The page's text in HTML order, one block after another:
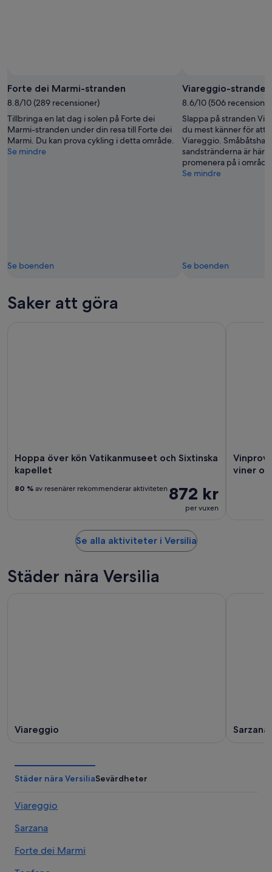
Forte dei Marmi-stranden
8.8/10 (289 recensioner)
Tillbringa en lat dag i solen på Forte dei
Marmi-stranden under din resa till Forte dei
Marmi. Du kan prova cykling i detta område.
Se mindre
Se boenden
Viareggio-stranden
8.6/10 (506
Slappa på stranden
du mest känner för att
Viareggio.
sandstränderna är
promenera på i
Se mindre
Se boenden
Saker att göra
Hoppa över kön Vatikanmuseet och Sixtinska
kapellet
872 kr
per vuxen
80 % av resenärer rekommenderar aktiviteten
viner
Se alla aktiviteter i Versilia
Städer nära Versilia
Viareggio Sarzana
Städer nära VersiliaSevärdheter
Viareggio
Sarzana
Forte dei Marmi